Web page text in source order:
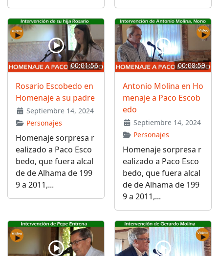
00:01:56
Rosario Escobedo en
Homenaje a su padre
Septiembre 14, 2024
Personajes
Homenaje sorpresa r
ealizado a Paco Esco
bedo, que fuera alcal
de de Alhama de 199
9 a 2011,...
00:08:59
Antonio Molina en Ho
menaje a Paco Escob
edo
Septiembre 14, 2024
Personajes
Homenaje sorpresa r
ealizado a Paco Esco
bedo, que fuera alcal
de de Alhama de 199
9 a 2011,...